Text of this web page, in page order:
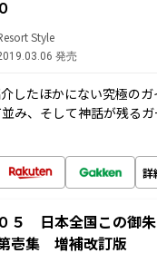
０
Style
発売
したほかにない究極の
み、そして神話が残る
詳
０５ 日本全国この御
壱集 増補改訂版